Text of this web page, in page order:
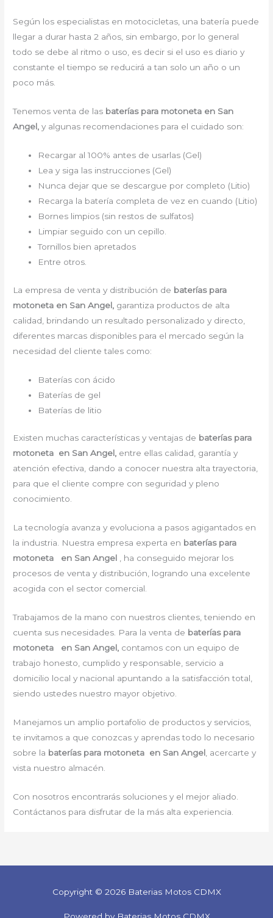
Según los especialistas en motocicletas, una batería puede
llegar a durar hasta 2 años, sin embargo, por lo general
todo se debe al ritmo o uso, es decir si el uso es diario y
constante el tiempo se reducirá a tan solo un año o un
poco más.
Tenemos venta de las baterías para motoneta en San
Angel,y algunas recomendaciones para el cuidado son:
Recargar al 100% antes de usarlas (Gel)
Lea y siga las instrucciones (Gel)
Nunca dejar que se descargue por completo (Litio)
Recarga la batería completa de vez en cuando (Litio)
Bornes limpios (sin restos de sulfatos)
Limpiar seguido con un cepillo.
Tornillos bien apretados
Entre otros.
La empresa de venta y distribución de baterías para
motoneta en San Angel, garantiza productos de alta
calidad, brindando un resultado personalizado y directo,
diferentes marcas disponibles para el mercado según la
necesidad del cliente tales como:
Baterías con ácido
Baterías de gel
Baterías de litio
Existen muchas características y ventajas de baterías para
motoneta en San Angel, entre ellas calidad, garantía y
atención efectiva, dando a conocer nuestra alta trayectoria,
para que el cliente compre con seguridad y pleno
conocimiento.
La tecnología avanza y evoluciona a pasos agigantados en
la industria. Nuestra empresa experta en baterías para
motoneta en San Angel
, ha conseguido mejorar los
procesos de venta y distribución, logrando una excelente
acogida con el sector comercial.
Trabajamos de la mano con nuestros clientes, teniendo en
cuenta sus necesidades. Para la venta de baterías para
motoneta en San Angel, contamos con un equipo de
trabajo honesto, cumplido y responsable, servicio a
domicilio local y nacional apuntando a la satisfacción total,
siendo ustedes nuestro mayor objetivo.
Manejamos un amplio portafolio de productos y servicios,
te invitamos a que conozcas y aprendas todo lo necesario
sobre la baterías para motoneta en San Angel , acercarte y
vista nuestro almacén.
Con nosotros encontrarás soluciones y el mejor aliado.
Contáctanos para disfrutar de la más alta experiencia.
Copyright © 2026 Baterias Motos CDMX